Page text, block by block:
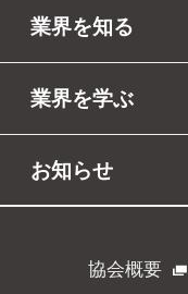
業界を知る
業界を学ぶ
お知らせ
協会概要